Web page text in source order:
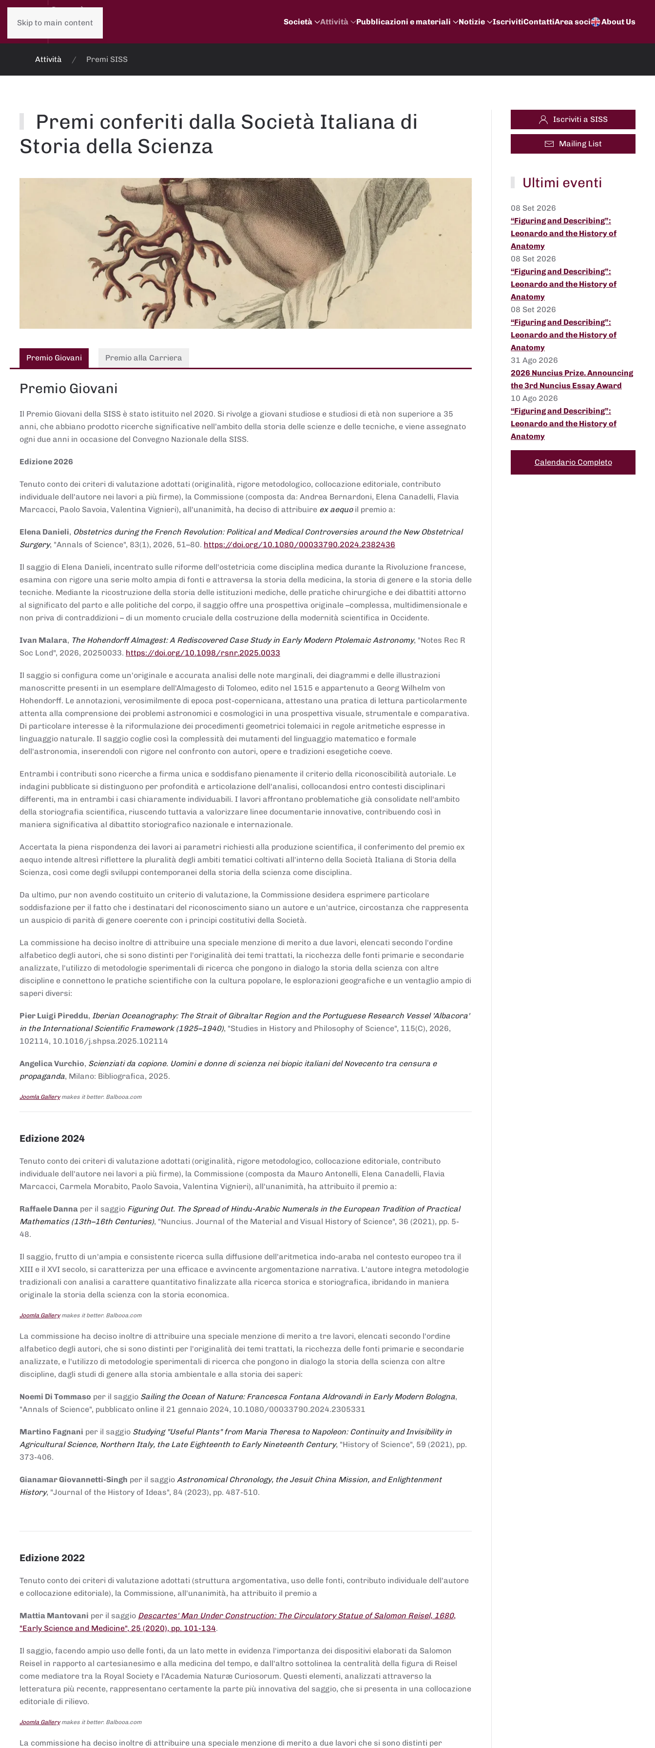
Skip to main content Società Attività Pubblicazioni e materiali Notizie IscrivitiContattiArea soci About Us
Attività Premi SISS
Premi conferiti dalla Società Italiana di
Storia della Scienza
Premio Giovani Premio alla Carriera
Premio Giovani
Il Premio Giovani della SISS è stato istituito nel 2020. Si rivolge a giovani studiose e studiosi di età non superiore a 35
anni, che abbiano prodotto ricerche significative nell’ambito della storia delle scienze e delle tecniche, e viene assegnato
ogni due anni in occasione del Convegno Nazionale della SISS.
Edizione 2026
Tenuto conto dei criteri di valutazione adottati (originalità, rigore metodologico, collocazione editoriale, contributo
individuale dell'autore nei lavori a più firme), la Commissione (composta da: Andrea Bernardoni, Elena Canadelli, Flavia
Marcacci, Paolo Savoia, Valentina Vignieri), all'unanimità, ha deciso di attribuire ex aequoil premio a:
Elena Danieli, Obstetrics during the French Revolution: Political and Medical Controversies around the New Obstetrical
Surgery, "Annals of Science", 83(1), 2026, 51–80. https://doi.org/10.1080/00033790.2024.2382436
Il saggio di Elena Danieli, incentrato sulle riforme dell'ostetricia come disciplina medica durante la Rivoluzione francese,
esamina con rigore una serie molto ampia di fonti e attraversa la storia della medicina, la storia di genere e la storia delle
tecniche. Mediante la ricostruzione della storia delle istituzioni mediche, delle pratiche chirurgiche e dei dibattiti attorno
al significato del parto e alle politiche del corpo, il saggio offre una prospettiva originale –complessa, multidimensionale e
non priva di contraddizioni – di un momento cruciale della costruzione della modernità scientifica in Occidente.
Ivan Malara, The Hohendorff Almagest: A Rediscovered Case Study in Early Modern Ptolemaic Astronomy, "Notes Rec R
Soc Lond", 2026, 20250033. https://doi.org/10.1098/rsnr.2025.0033
Il saggio si configura come un'originale e accurata analisi delle note marginali, dei diagrammi e delle illustrazioni
manoscritte presenti in un esemplare dell'Almagesto di Tolomeo, edito nel 1515 e appartenuto a Georg Wilhelm von
Hohendorff. Le annotazioni, verosimilmente di epoca post-copernicana, attestano una pratica di lettura particolarmente
attenta alla comprensione dei problemi astronomici e cosmologici in una prospettiva visuale, strumentale e comparativa.
Di particolare interesse è la riformulazione dei procedimenti geometrici tolemaici in regole aritmetiche espresse in
linguaggio naturale. Il saggio coglie così la complessità dei mutamenti del linguaggio matematico e formale
dell'astronomia, inserendoli con rigore nel confronto con autori, opere e tradizioni esegetiche coeve.
Entrambi i contributi sono ricerche a firma unica e soddisfano pienamente il criterio della riconoscibilità autoriale. Le
indagini pubblicate si distinguono per profondità e articolazione dell'analisi, collocandosi entro contesti disciplinari
differenti, ma in entrambi i casi chiaramente individuabili. I lavori affrontano problematiche già consolidate nell'ambito
della storiografia scientifica, riuscendo tuttavia a valorizzare linee documentarie innovative, contribuendo così in
maniera significativa al dibattito storiografico nazionale e internazionale.
Accertata la piena rispondenza dei lavori ai parametri richiesti alla produzione scientifica, il conferimento del premio ex
aequo intende altresì riflettere la pluralità degli ambiti tematici coltivati all'interno della Società Italiana di Storia della
Scienza, così come degli sviluppi contemporanei della storia della scienza come disciplina.
Da ultimo, pur non avendo costituito un criterio di valutazione, la Commissione desidera esprimere particolare
soddisfazione per il fatto che i destinatari del riconoscimento siano un autore e un'autrice, circostanza che rappresenta
un auspicio di parità di genere coerente con i principi costitutivi della Società.
La commissione ha deciso inoltre di attribuire una speciale menzione di merito a due lavori, elencati secondo l'ordine
alfabetico degli autori, che si sono distinti per l'originalità dei temi trattati, la ricchezza delle fonti primarie e secondarie
analizzate, l'utilizzo di metodologie sperimentali di ricerca che pongono in dialogo la storia della scienza con altre
discipline e connettono le pratiche scientifiche con la cultura popolare, le esplorazioni geografiche e un ventaglio ampio di
saperi diversi:
Pier Luigi Pireddu, Iberian Oceanography: The Strait of Gibraltar Region and the Portuguese Research Vessel 'Albacora'
in the International Scientific Framework (1925–1940), "Studies in History and Philosophy of Science", 115(C), 2026,
102114, 10.1016/j.shpsa.2025.102114
Angelica Vurchio, Scienziati da copione. Uomini e donne di scienza nei biopic italiani del Novecento tra censura e
propaganda, Milano: Bibliografica, 2025.
Joomla Gallerymakes it better. Balbooa.com
Edizione 2024
Tenuto conto dei criteri di valutazione adottati (originalità, rigore metodologico, collocazione editoriale, contributo
individuale dell'autore nei lavori a più firme), la Commissione (composta da Mauro Antonelli, Elena Canadelli, Flavia
Marcacci, Carmela Morabito, Paolo Savoia, Valentina Vignieri), all'unanimità, ha attribuito il premio a:
Raffaele Danna per il saggio Figuring Out. The Spread of Hindu-Arabic Numerals in the European Tradition of Practical
Mathematics (13th–16th Centuries), "Nuncius. Journal of the Material and Visual History of Science", 36 (2021), pp. 5-
48.
Il saggio, frutto di un'ampia e consistente ricerca sulla diffusione dell'aritmetica indo-araba nel contesto europeo tra il
XIII e il XVI secolo, si caratterizza per una efficace e avvincente argomentazione narrativa. L'autore integra metodologie
tradizionali con analisi a carattere quantitativo finalizzate alla ricerca storica e storiografica, ibridando in maniera
originale la storia della scienza con la storia economica.
Joomla Gallerymakes it better. Balbooa.com
La commissione ha deciso inoltre di attribuire una speciale menzione di merito a tre lavori, elencati secondo l'ordine
alfabetico degli autori, che si sono distinti per l'originalità dei temi trattati, la ricchezza delle fonti primarie e secondarie
analizzate, e l'utilizzo di metodologie sperimentali di ricerca che pongono in dialogo la storia della scienza con altre
discipline, dagli studi di genere alla storia ambientale e alla storia dei saperi:
Noemi Di Tommaso per il saggio Sailing the Ocean of Nature: Francesca Fontana Aldrovandi in Early Modern Bologna,
"Annals of Science", pubblicato online il 21 gennaio 2024, 10.1080/00033790.2024.2305331
Martino Fagnani per il saggio Studying "Useful Plants" from Maria Theresa to Napoleon: Continuity and Invisibility in
Agricultural Science, Northern Italy, the Late Eighteenth to Early Nineteenth Century, "History of Science", 59 (2021), pp.
373-406.
Gianamar Giovannetti-Singh per il saggio Astronomical Chronology, the Jesuit China Mission, and Enlightenment
History, "Journal of the History of Ideas", 84 (2023), pp. 487-510.
Edizione 2022
Tenuto conto dei criteri di valutazione adottati (struttura argomentativa, uso delle fonti, contributo individuale dell'autore
e collocazione editoriale), la Commissione, all'unanimità, ha attribuito il premio a
Mattia Mantovani per il saggio Descartes' Man Under Construction: The Circulatory Statue of Salomon Reisel, 1680,
"Early Science and Medicine", 25 (2020), pp. 101-134.
Il saggio, facendo ampio uso delle fonti, da un lato mette in evidenza l'importanza dei dispositivi elaborati da Salomon
Reisel in rapporto al cartesianesimo e alla medicina del tempo, e dall'altro sottolinea la centralità della figura di Reisel
come mediatore tra la Royal Society e l'Academia Naturæ Curiosorum. Questi elementi, analizzati attraverso la
letteratura più recente, rappresentano certamente la parte più innovativa del saggio, che si presenta in una collocazione
editoriale di rilievo.
Joomla Gallerymakes it better. Balbooa.com
La commissione ha deciso inoltre di attribuire una speciale menzione di merito a due lavori che si sono distinti per
Iscriviti a SISS
Mailing List
Ultimi eventi
08 Set 2026
“Figuring and Describing”:
Leonardo and the History of
Anatomy
08 Set 2026
“Figuring and Describing”:
Leonardo and the History of
Anatomy
08 Set 2026
“Figuring and Describing”:
Leonardo and the History of
Anatomy
31 Ago 2026
2026 Nuncius Prize. Announcing
the 3rd Nuncius Essay Award
10 Ago 2026
“Figuring and Describing”:
Leonardo and the History of
Anatomy
Calendario Completo